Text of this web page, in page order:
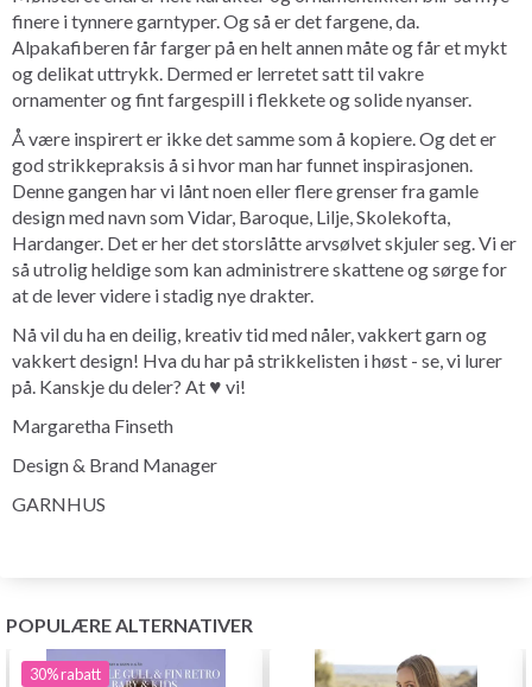
finere i tynnere garntyper. Og så er det fargene, da.
Alpakafiberen får farger på en helt annen måte og får et mykt
og delikat uttrykk. Dermed er lerretet satt til vakre
ornamenter og fint fargespill i flekkete og solide nyanser.
Å være inspirert er ikke det samme som å kopiere. Og det er
god strikkepraksis å si hvor man har funnet inspirasjonen.
Denne gangen har vi lånt noen eller flere grenser fra gamle
design med navn som Vidar, Baroque, Lilje, Skolekofta,
Hardanger. Det er her det storslåtte arvsølvet skjuler seg. Vi er
så utrolig heldige som kan administrere skattene og sørge for
at de lever videre i stadig nye drakter.
Nå vil du ha en deilig, kreativ tid med nåler, vakkert garn og
vakkert design! Hva du har på strikkelisten i høst - se, vi lurer
på. Kanskje du deler? At ♥ vi!
Margaretha Finseth
Design & Brand Manager
GARNHUS
POPULÆRE ALTERNATIVER
30%rabatt